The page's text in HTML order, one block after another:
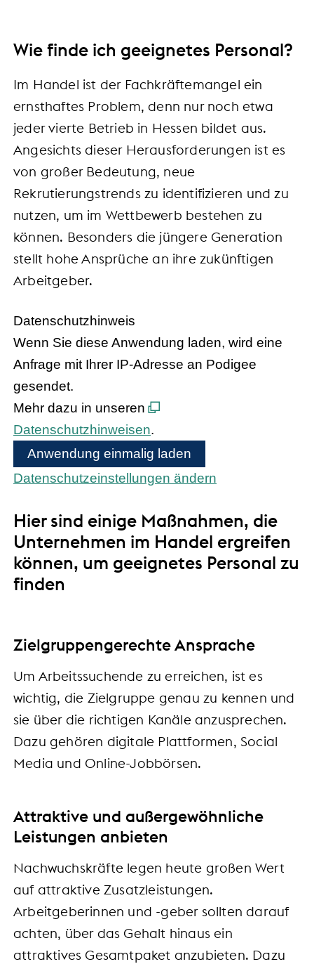
Wie finde ich geeignetes Personal?
Im Handel ist der Fachkräftemangel ein
ernsthaftes Problem, denn nur noch etwa
jeder vierte Betrieb in Hessen bildet aus.
Angesichts dieser Herausforderungen ist es
von großer Bedeutung, neue
Rekrutierungstrends zu identifizieren und zu
nutzen, um im Wettbewerb bestehen zu
können. Besonders die jüngere Generation
stellt hohe Ansprüche an ihre zukünftigen
Arbeitgeber.
Datenschutzhinweis
Wenn Sie diese Anwendung laden, wird eine
Anfrage mit Ihrer IP-Adresse an Podigee
gesendet.
Mehr dazu in unseren
Datenschutzhinweisen.
Anwendung einmalig laden
Datenschutzeinstellungen ändern
Hier sind einige Maßnahmen, die
Unternehmen im Handel ergreifen
können, um geeignetes Personal zu
finden
Zielgruppengerechte Ansprache
Um Arbeitssuchende zu erreichen, ist es
wichtig, die Zielgruppe genau zu kennen und
sie über die richtigen Kanäle anzusprechen.
Dazu gehören digitale Plattformen, Social
Media und Online-Jobbörsen.
Attraktive und außergewöhnliche
Leistungen anbieten
Nachwuchskräfte legen heute großen Wert
auf attraktive Zusatzleistungen.
Arbeitgeberinnen und -geber sollten darauf
achten, über das Gehalt hinaus ein
attraktives Gesamtpaket anzubieten. Dazu